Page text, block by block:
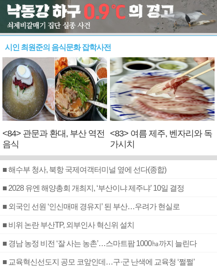
시인 최원준의 음식문화 잡학사전
<84> 관문과 환대, 부산 역전
음식
<83> 여름 제주, 벤자리와 독
가시치
■ 해수부 청사, 북항 국제여객터미널 옆에 선다(종합)
■ 2028 유엔 해양총회 개최지, ‘부산이냐 제주냐’ 10일 결정
■ 외국인 선원 ‘인신매매 경유지’ 된 부산…우려가 현실로
■ 비위 논란 부산TP, 외부인사 혁신위 설치
■ 경남 농정 비전 ‘잘 사는 농촌’…스마트팜 1000㏊까지 늘린다
■ 교육혁신선도지 공모 코앞인데…구·군 난색에 교육청 ‘쩔쩔’